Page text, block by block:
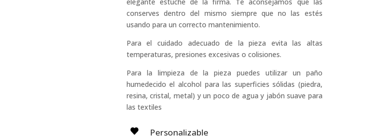
conserves dentro del mismo siempre que no las estés
usando para un correcto mantenimiento.
Para el cuidado adecuado de la pieza evita las altas
temperaturas, presiones excesivas o colisiones.
Para la limpieza de la pieza puedes utilizar un paño
humedecido el alcohol para las superficies sólidas (piedra,
resina, cristal, metal) y un poco de agua y jabón suave para
las textiles
Personalizable